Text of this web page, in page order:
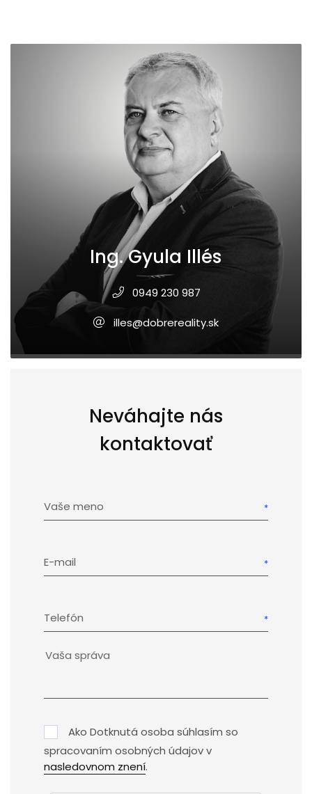
Ing. Gyula Illés
0949 230 987
illes@dobrereality.sk
Neváhajte nás
kontaktovať
Vaše meno
E-mail
Telefón
Ako Dotknutá osoba súhlasím so
spracovaním osobných údajov v
nasledovnom znení.